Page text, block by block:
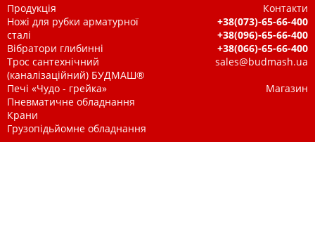
Продукція
Ножі для рубки арматурної
сталі
Вібратори глибинні
Трос сантехнічний
(каналізаційний) БУДМАШ®
Печі «Чудо - грейка»
Пневматичне обладнання
Крани
Грузопідьйомне обладнання
Контакти
+38(073)-65-66-400
+38(096)-65-66-400
+38(066)-65-66-400
sales@budmash.ua
Магазин